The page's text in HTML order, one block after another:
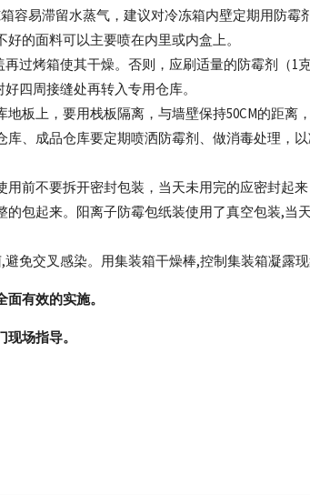
易滞留水蒸气，建议对冷冻箱内壁定期用防霉剂
的面料可以主要喷在内里或内盒上。
过烤箱使其干燥。否则，应刷适量的防霉剂（1克
四周接缝处再转入专用仓库。
板上，要用栈板隔离，与墙壁保持50CM的距离
、成品仓库要定期喷洒防霉剂、做消毒处理，
前不要拆开密封包装，当天未用完的应密封起来
包起来。阳离子防霉包纸装使用了真空包装,当
免交叉感染。用集装箱干燥棒,控制集装箱凝露现
面有效的实施。
场指导。